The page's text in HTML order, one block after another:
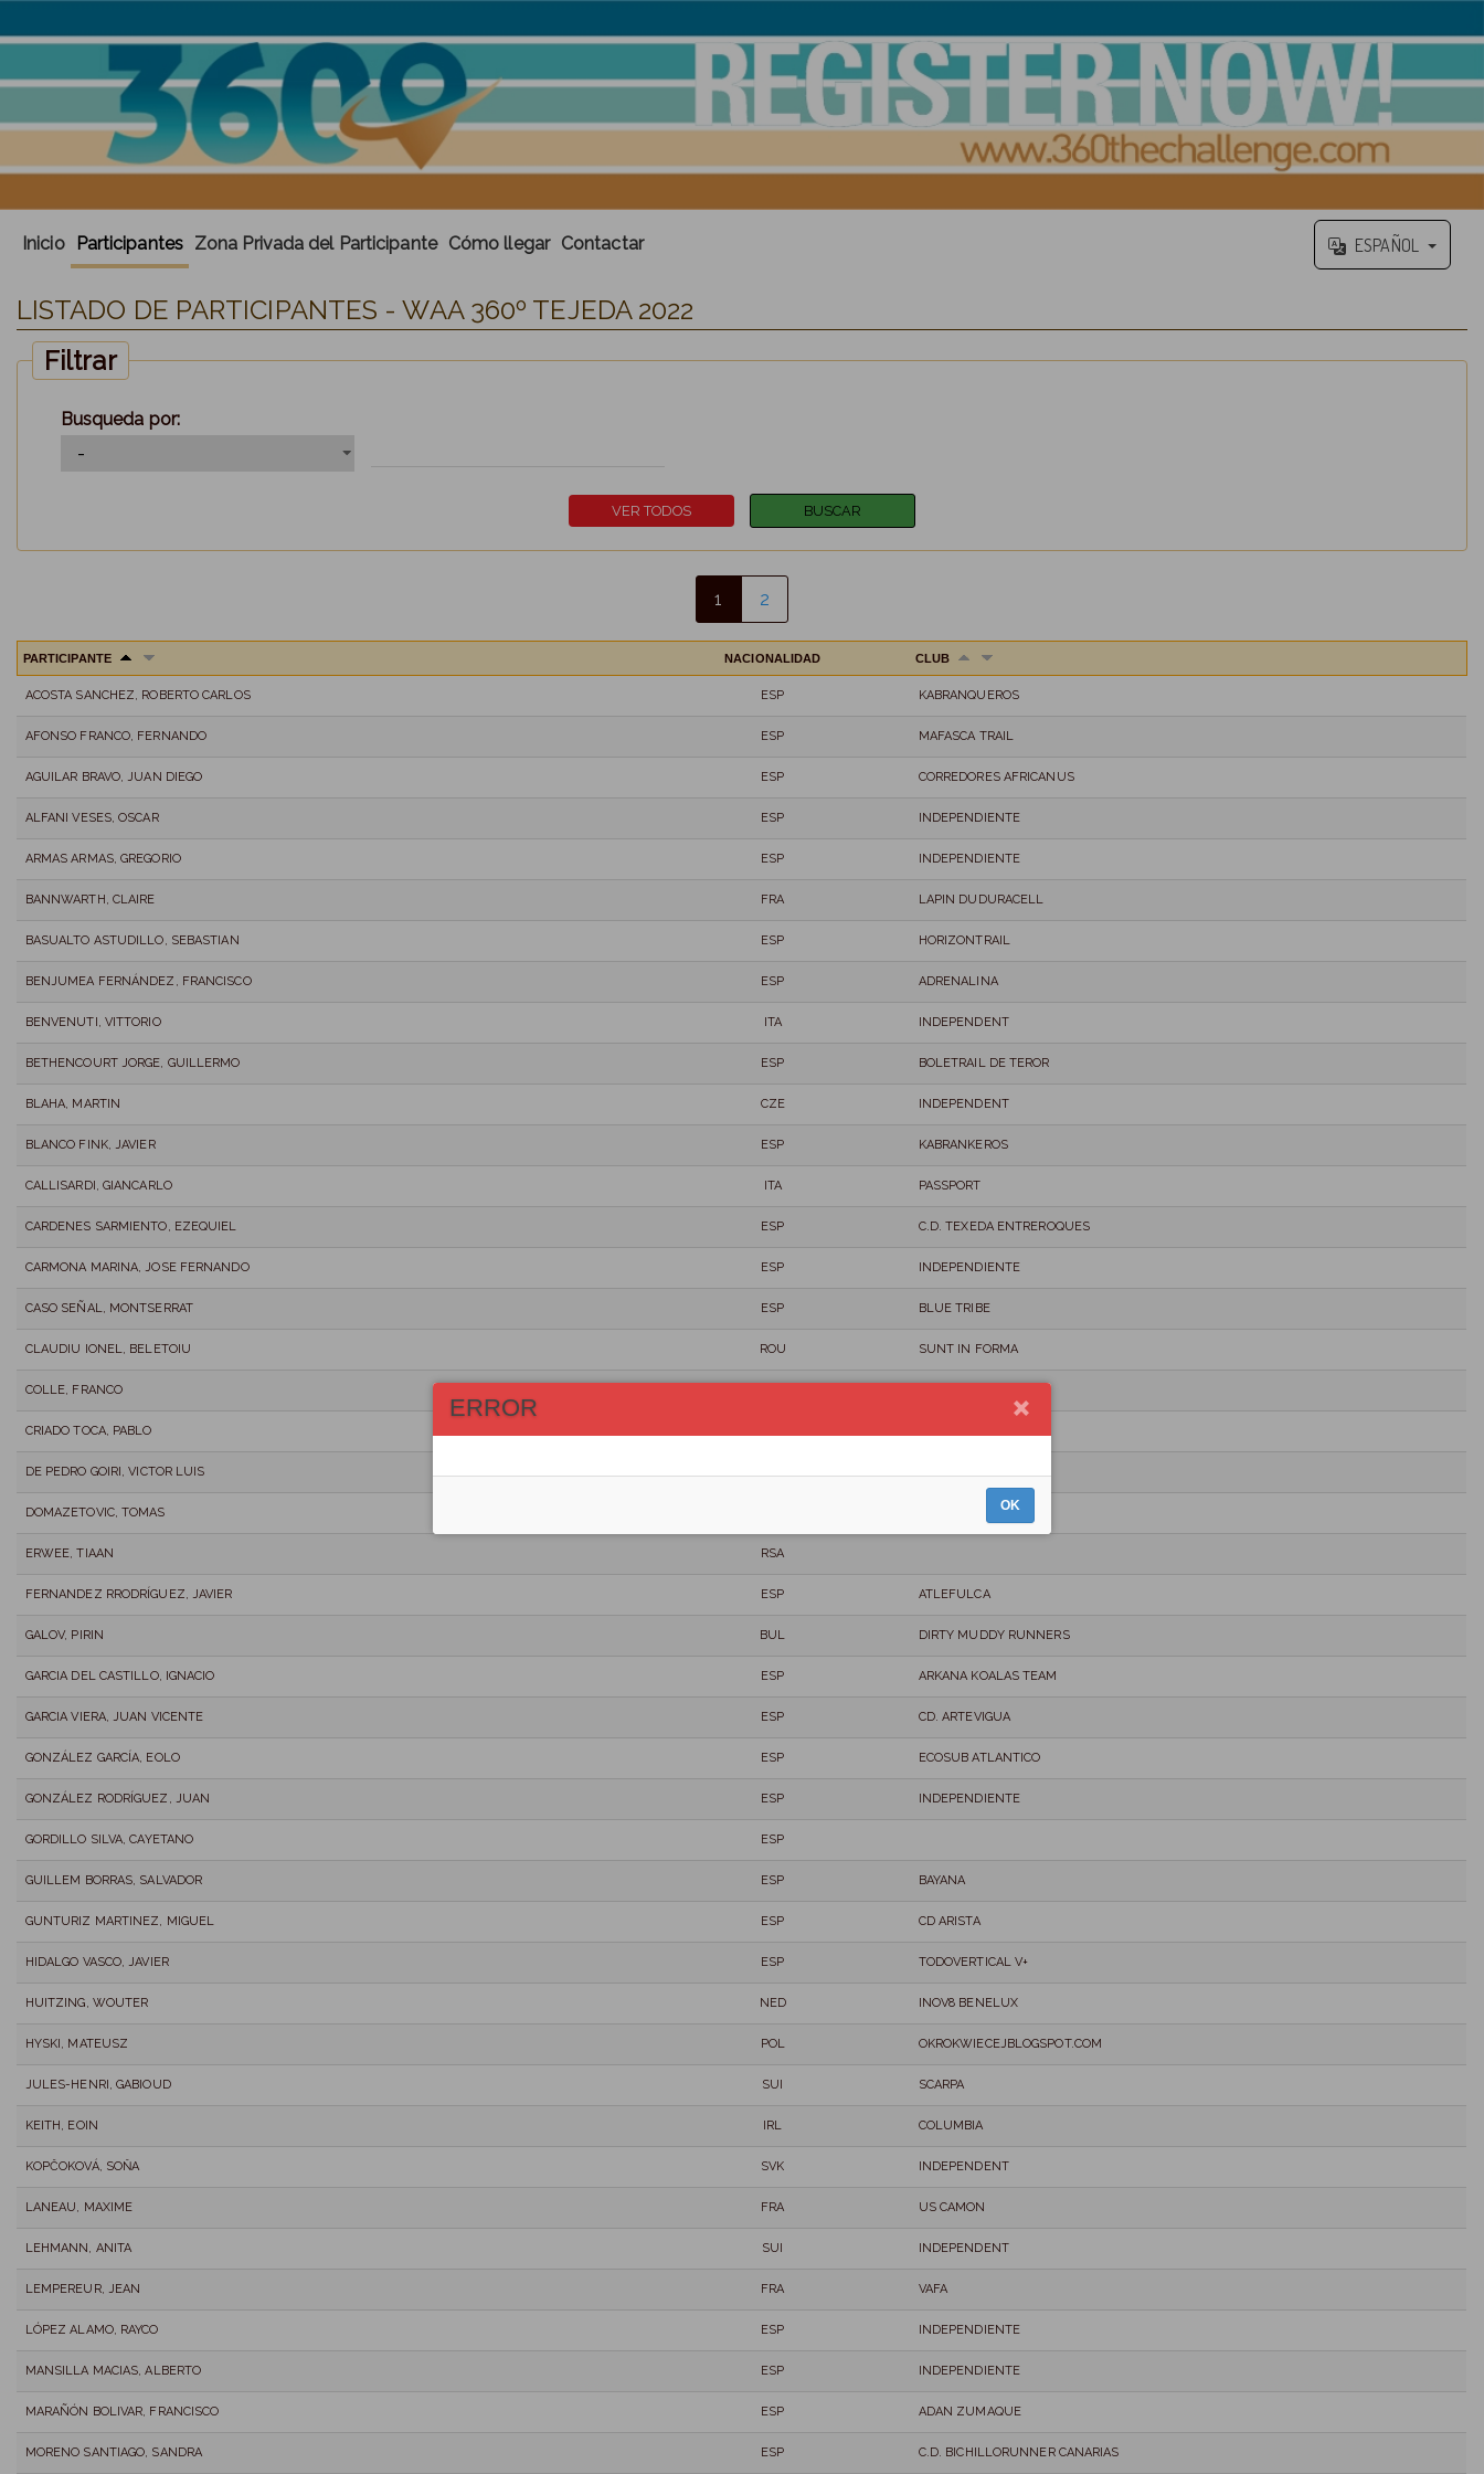
Inicio Participantes Zona Privada del Participante Cómo llegar Contactar ESPAÑOL
LISTADO DE PARTICIPANTES - WAA 360º TEJEDA 2022
Filtrar
Busqueda por:
1 2
PARTICIPANTE NACIONALIDAD CLUB
ACOSTA SANCHEZ, ROBERTO CARLOS ESP KABRANQUEROS
AFONSO FRANCO, FERNANDO ESP MAFASCA TRAIL
AGUILAR BRAVO, JUAN DIEGO ESP CORREDORES AFRICANUS
ALFANI VESES, OSCAR ESP INDEPENDIENTE
ARMAS ARMAS, GREGORIO ESP INDEPENDIENTE
BANNWARTH, CLAIRE FRA LAPIN DUDURACELL
BASUALTO ASTUDILLO, SEBASTIAN ESP HORIZONTRAIL
BENJUMEA FERNÁNDEZ, FRANCISCO ESP ADRENALINA
BENVENUTI, VITTORIO ITA INDEPENDENT
BETHENCOURT JORGE, GUILLERMO ESP BOLETRAIL DE TEROR
BLAHA, MARTIN CZE INDEPENDENT
BLANCO FINK, JAVIER ESP KABRANKEROS
CALLISARDI, GIANCARLO ITA PASSPORT
CARDENES SARMIENTO, EZEQUIEL ESP C.D. TEXEDA ENTREROQUES
CARMONA MARINA, JOSE FERNANDO ESP INDEPENDIENTE
CASO SEÑAL, MONTSERRAT ESP BLUE TRIBE
CLAUDIU IONEL, BELETOIU ROU SUNT IN FORMA
COLLE, FRANCO
CRIADO TOCA, PABLO
DE PEDRO GOIRI, VICTOR LUIS
DOMAZETOVIC, TOMAS MONTE TEAM
ERWEE, TIAAN RSA
FERNANDEZ RRODRÍGUEZ, JAVIER ESP ATLEFULCA
GALOV, PIRIN BUL DIRTY MUDDY RUNNERS
GARCIA DEL CASTILLO, IGNACIO ESP ARKANA KOALAS TEAM
GARCIA VIERA, JUAN VICENTE ESP CD. ARTEVIGUA
GONZÁLEZ GARCÍA, EOLO ESP ECOSUB ATLANTICO
GONZÁLEZ RODRÍGUEZ, JUAN ESP INDEPENDIENTE
GORDILLO SILVA, CAYETANO ESP
GUILLEM BORRAS, SALVADOR ESP BAYANA
GUNTURIZ MARTINEZ, MIGUEL ESP CD ARISTA
HIDALGO VASCO, JAVIER ESP TODOVERTICAL V+
HUITZING, WOUTER NED INOV8 BENELUX
HYSKI, MATEUSZ POL OKROKWIECEJBLOGSPOT.COM
JULES-HENRI, GABIOUD SUI SCARPA
KEITH, EOIN IRL COLUMBIA
KOPČOKOVÁ, SOŇA SVK INDEPENDENT
LANEAU, MAXIME FRA US CAMON
LEHMANN, ANITA SUI INDEPENDENT
LEMPEREUR, JEAN FRA VAFA
LÓPEZ ALAMO, RAYCO ESP INDEPENDIENTE
MANSILLA MACIAS, ALBERTO ESP INDEPENDIENTE
MARAÑÓN BOLIVAR, FRANCISCO ESP ADAN ZUMAQUE
MORENO SANTIAGO, SANDRA ESP C.D. BICHILLORUNNER CANARIAS
ERROR
OK